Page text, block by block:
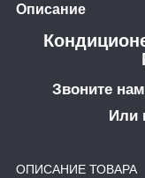
Описание
Звоните
Или
ОПИСАНИЕ ТОВАРА